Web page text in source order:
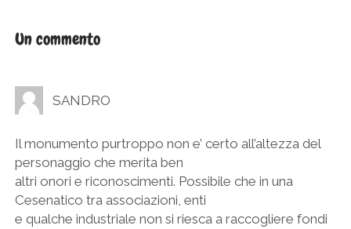
Un commento
SANDRO
Il monumento purtroppo non e’ certo all’altezza del
personaggio che merita ben
altri onori e riconoscimenti. Possibile che in una
Cesenatico tra associazioni, enti
e qualche industriale non si riesca a raccogliere fondi